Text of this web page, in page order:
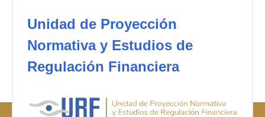
Unidad de Proyección
Normativa y Estudios de
Regulación Financiera